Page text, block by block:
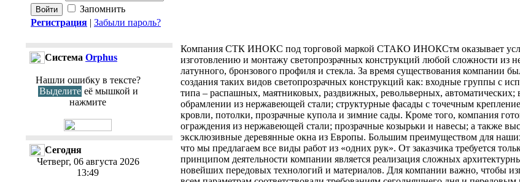
Запомнить
Регистрация | Забыли пароль?
Cистема Orphus
Нашли ошибку в тексте?
Выделите её мышкой и
нажмите
Сегодня
Четверг, 06 августа 2026
13:49
Компания СТК ИНОКС под торговой маркой СТАКО ИНОКСтм оказывает
изготовлению и монтажу светопрозрачных конструкций любой сложности из
латунного, бронзового профиля и стекла. За время существования компании
создания таких видов светопрозрачных конструкций как: входные группы с
типа – распашных, маятниковых, раздвижных, револьверных,
обрамлении из нержавеющей стали; структурные фасады с точечным
кровли, потолки, прозрачные купола и зимние сады. Кроме того, компания
ограждения из нержавеющей стали; прозрачные козырьки и навесы; а также
эксклюзивные деревянные окна из Европы. Большим преимуществом для наших
что мы предлагаем все виды работ из «одних рук». От заказчика требуется
принципом деятельности компании является реализация сложных
новейших передовых технологий и материалов. Для компании важно, чтобы